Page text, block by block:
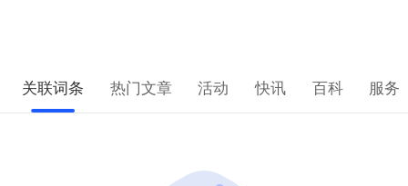
关联词条 热门文章 活动 快讯 百科 服务